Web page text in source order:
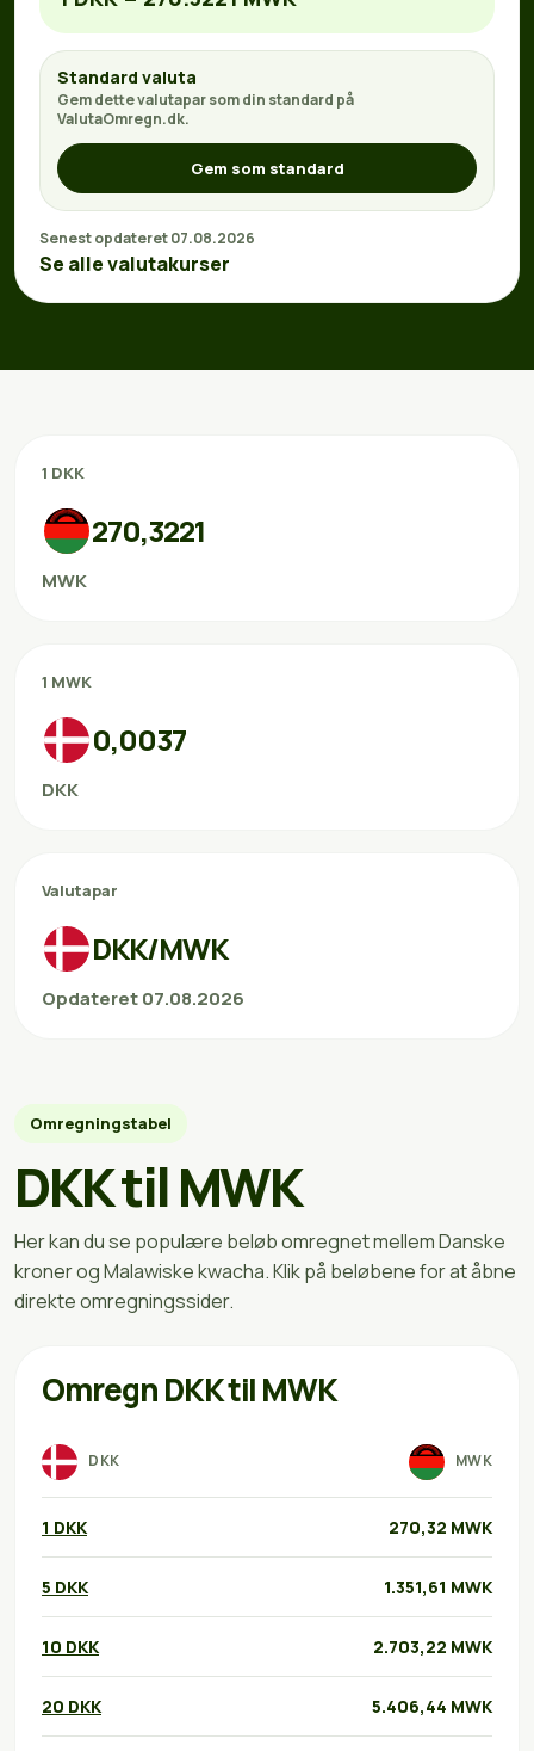
Standard valuta
Gem dette valutapar som din standard på
ValutaOmregn.dk.
Gem som standard
Senest opdateret 07.08.2026
Se alle valutakurser
1 DKK
270,3221
MWK
1 MWK
0,0037
DKK
Valutapar
DKK/MWK
Opdateret 07.08.2026
Omregningstabel
DKK til MWK
Her kan du se populære beløb omregnet mellem Danske
kroner og Malawiske kwacha. Klik på beløbene for at åbne
direkte omregningssider.
Omregn DKK til MWK
DKK MWK
1 DKK 270,32 MWK
5 DKK 1.351,61 MWK
10 DKK 2.703,22 MWK
20 DKK 5.406,44 MWK